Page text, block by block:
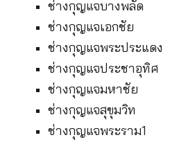
ช่างกุญแจบางพลัด
ช่างกุญแจเอกชัย
ช่างกุญแจพระประแดง
ช่างกุญแจประชาอุทิศ
ช่างกุญแจมหาชัย
ช่างกุญแจสุขุมวิท
ช่างกุญแจพระราม1